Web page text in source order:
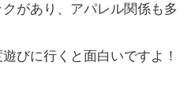
があり、アパレル関係も多
びに行くと面白いですよ！